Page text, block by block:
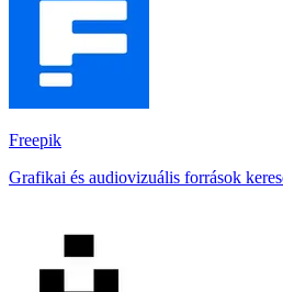
Freepik
Grafikai és audiovizuális források